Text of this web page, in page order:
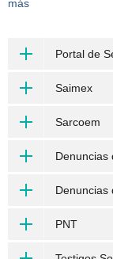
más
Portal de
Saimex
Sarcoem
Denuncias
Denuncias
PNT